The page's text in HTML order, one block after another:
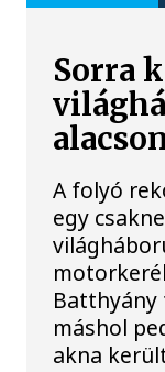
Sorra
A folyó
egy
máshol
akna